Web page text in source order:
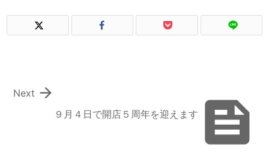

９月４日で開店５周年を迎えます

Next